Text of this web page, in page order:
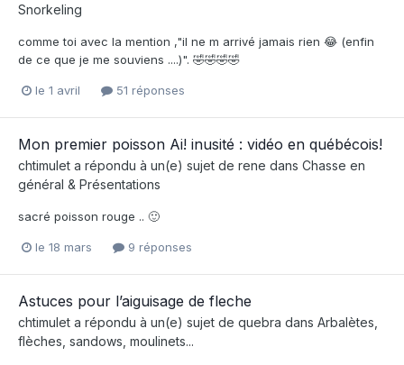
Snorkeling
comme toi avec la mention ,"il ne m arrivé jamais rien 😂 (enfin
de ce que je me souviens ....)". 🤣🤣🤣🤣
le 1 avril 51 réponses
Mon premier poisson Ai! inusité : vidéo en québécois!
chtimulet a répondu à un(e) sujet de rene dans Chasse en
général & Présentations
sacré poisson rouge .. 🙂
le 18 mars 9 réponses
Astuces pour l’aiguisage de fleche
chtimulet a répondu à un(e) sujet de quebra dans Arbalètes,
flèches, sandows, moulinets...